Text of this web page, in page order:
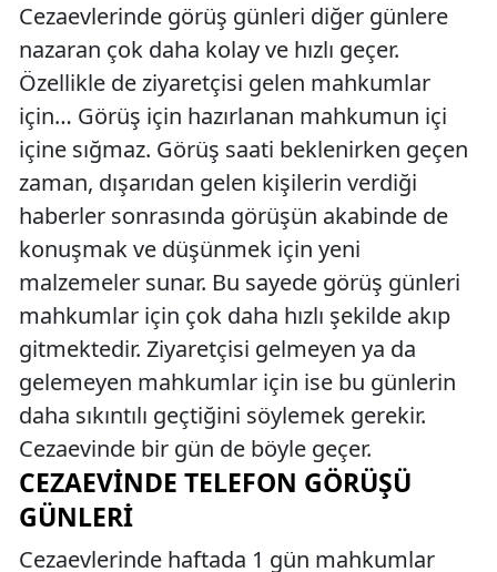
Cezaevlerinde görüş günleri diğer günlere
nazaran çok daha kolay ve hızlı geçer.
Özellikle de ziyaretçisi gelen mahkumlar
için… Görüş için hazırlanan mahkumun içi
içine sığmaz. Görüş saati beklenirken geçen
zaman, dışarıdan gelen kişilerin verdiği
haberler sonrasında görüşün akabinde de
konuşmak ve düşünmek için yeni
malzemeler sunar. Bu sayede görüş günleri
mahkumlar için çok daha hızlı şekilde akıp
gitmektedir. Ziyaretçisi gelmeyen ya da
gelemeyen mahkumlar için ise bu günlerin
daha sıkıntılı geçtiğini söylemek gerekir.
Cezaevinde bir gün de böyle geçer.
CEZAEVINDE TELEFON GÖRÜŞÜ
GÜNLERI
Cezaevlerinde haftada 1 gün mahkumlar